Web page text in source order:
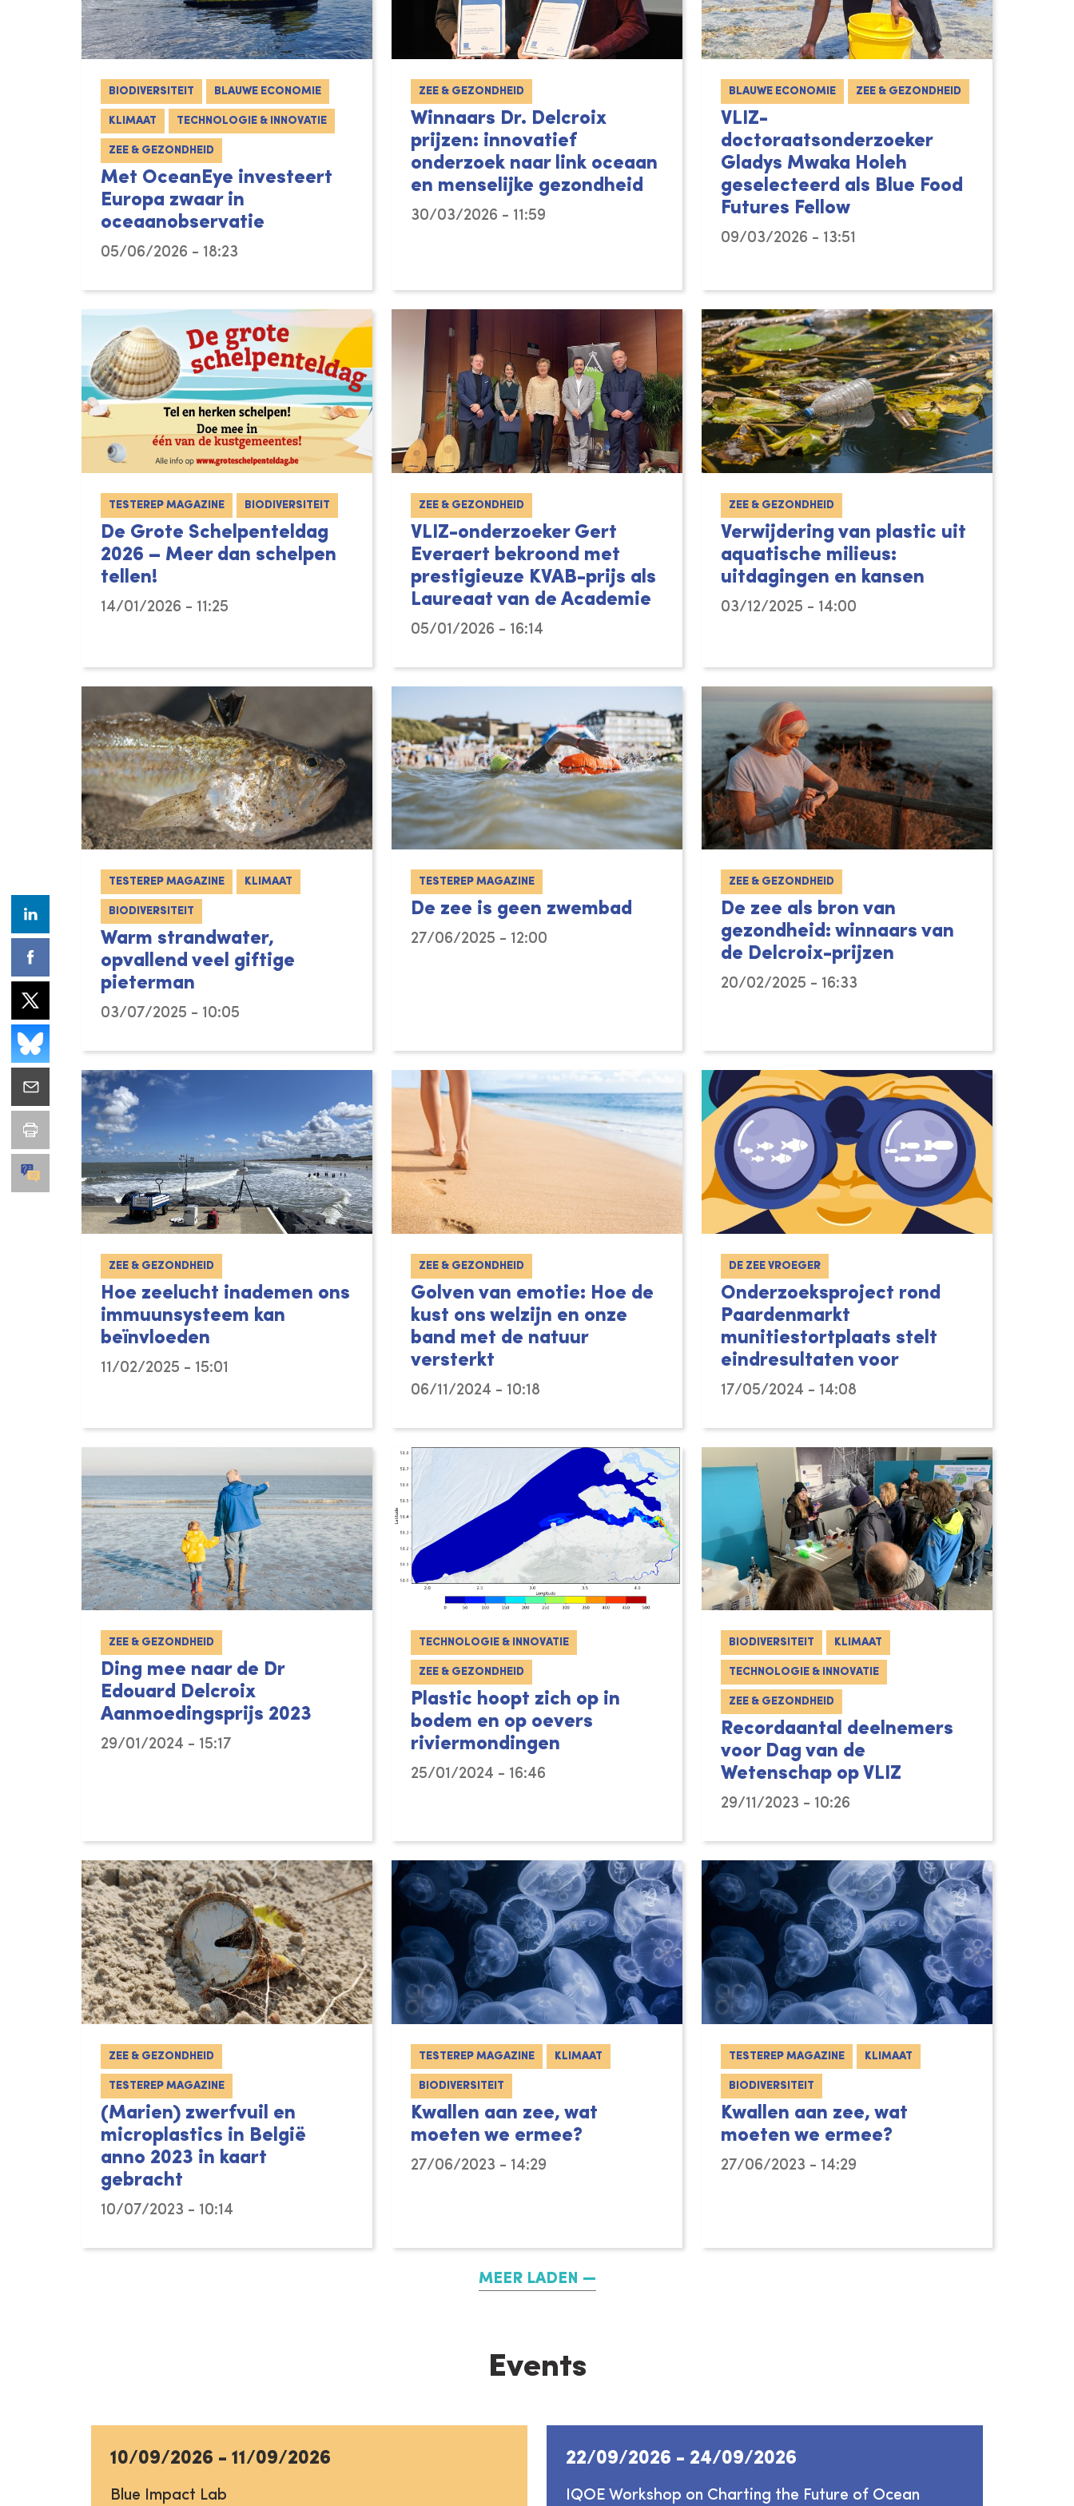
BIODIVERSITEIT BLAUWE ECONOMIE
KLIMAAT TECHNOLOGIE & INNOVATIE
ZEE & GEZONDHEID
Met OceanEye investeert
Europa zwaar in
oceaanobservatie
05/06/2026 - 18:23
ZEE & GEZONDHEID
Winnaars Dr. Delcroix
prijzen: innovatief
onderzoek naar link oceaan
en menselijke gezondheid
30/03/2026 - 11:59
BLAUWE ECONOMIE ZEE & GEZONDHEID
VLIZ-
doctoraatsonderzoeker
Gladys Mwaka Holeh
geselecteerd als Blue Food
Futures Fellow
09/03/2026 - 13:51
TESTEREP MAGAZINE BIODIVERSITEIT
De Grote Schelpenteldag
2026 – Meer dan schelpen
tellen!
14/01/2026 - 11:25
ZEE & GEZONDHEID
VLIZ-onderzoeker Gert
Everaert bekroond met
prestigieuze KVAB-prijs als
Laureaat van de Academie
05/01/2026 - 16:14
ZEE & GEZONDHEID
Verwijdering van plastic uit
aquatische milieus:
uitdagingen en kansen
03/12/2025 - 14:00
TESTEREP MAGAZINE KLIMAAT
BIODIVERSITEIT
Warm strandwater,
opvallend veel giftige
pieterman
03/07/2025 - 10:05
TESTEREP MAGAZINE
De zee is geen zwembad
27/06/2025 - 12:00
ZEE & GEZONDHEID
De zee als bron van
gezondheid: winnaars van
de Delcroix-prijzen
20/02/2025 - 16:33
ZEE & GEZONDHEID
Hoe zeelucht inademen ons
immuunsysteem kan
beïnvloeden
11/02/2025 - 15:01
ZEE & GEZONDHEID
Golven van emotie: Hoe de
kust ons welzijn en onze
band met de natuur
versterkt
06/11/2024 - 10:18
DE ZEE VROEGER
Onderzoeksproject rond
Paardenmarkt
munitiestortplaats stelt
eindresultaten voor
17/05/2024 - 14:08
ZEE & GEZONDHEID
Ding mee naar de Dr
Edouard Delcroix
Aanmoedingsprijs 2023
29/01/2024 - 15:17
TECHNOLOGIE & INNOVATIE
ZEE & GEZONDHEID
Plastic hoopt zich op in
bodem en op oevers
riviermondingen
25/01/2024 - 16:46
BIODIVERSITEIT KLIMAAT
TECHNOLOGIE & INNOVATIE
ZEE & GEZONDHEID
Recordaantal deelnemers
voor Dag van de
Wetenschap op VLIZ
29/11/2023 - 10:26
ZEE & GEZONDHEID
TESTEREP MAGAZINE
(Marien) zwerfvuil en
microplastics in België
anno 2023 in kaart
gebracht
10/07/2023 - 10:14
TESTEREP MAGAZINE KLIMAAT
BIODIVERSITEIT
Kwallen aan zee, wat
moeten we ermee?
27/06/2023 - 14:29
TESTEREP MAGAZINE KLIMAAT
BIODIVERSITEIT
Kwallen aan zee, wat
moeten we ermee?
27/06/2023 - 14:29
MEER LADEN
Events
10/09/2026 - 11/09/2026
Blue Impact Lab
22/09/2026 - 24/09/2026
IQOE Workshop on Charting the Future of Ocean